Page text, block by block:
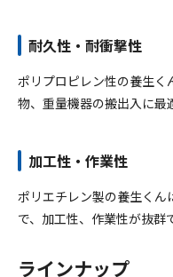
耐久性・耐衝撃性
ポリプロピレン性の養生
物、重量機器の搬出入に最
加工性・作業性
ポリエチレン製の養生くん
で、加工性、作業性が抜群
ラインナップ